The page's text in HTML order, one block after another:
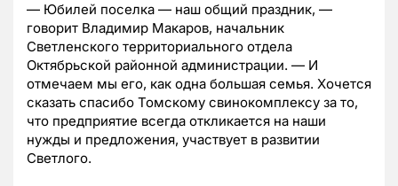
— Юбилей поселка — наш общий праздник, —
говорит Владимир Макаров, начальник
Светленского территориального отдела
Октябрьской районной администрации. — И
отмечаем мы его, как одна большая семья. Хочется
сказать спасибо Томскому свинокомплексу за то,
что предприятие всегда откликается на наши
нужды и предложения, участвует в развитии
Светлого.